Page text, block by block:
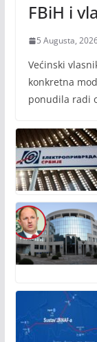
FBiH i
5 Augusta,
Većinski
konkretna
ponudila radi